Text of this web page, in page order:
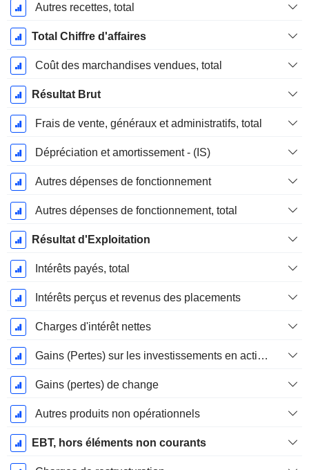
Décembre
Autres recettes, total
Total Chiffre d'affaires
Coût des marchandises vendues, total
Résultat Brut
Frais de vente, généraux et administratifs, total
Dépréciation et amortissement - (IS)
Autres dépenses de fonctionnement
Autres dépenses de fonctionnement, total
Résultat d'Exploitation
Intérêts payés, total
Intérêts perçus et revenus des placements
Charges d'intérêt nettes
Gains (Pertes) sur les investissements en actions
Gains (pertes) de change
Autres produits non opérationnels
EBT, hors éléments non courants